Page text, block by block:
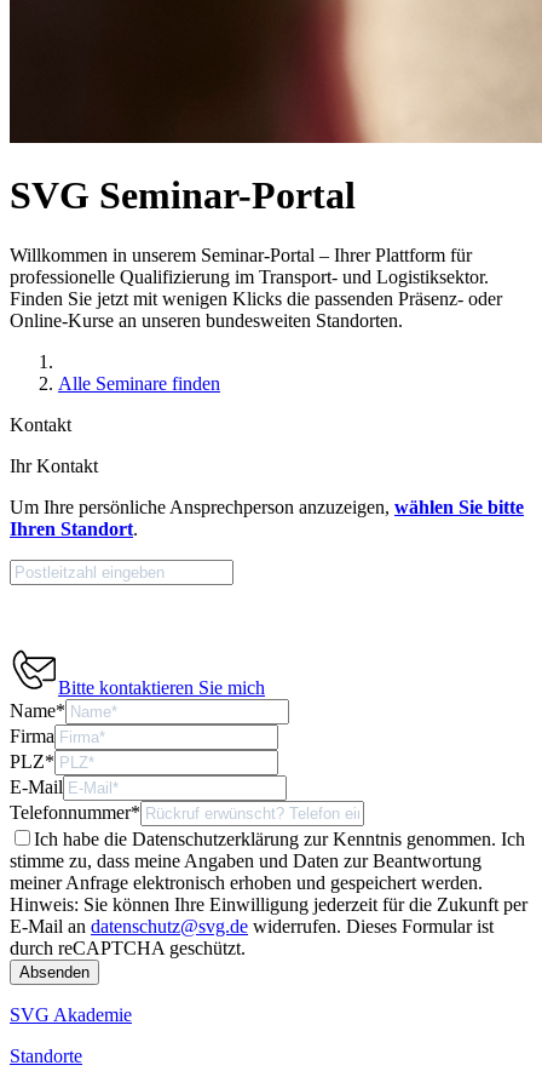
SVG Seminar-Portal
Willkommen in unserem Seminar-Portal – Ihrer Plattform für
professionelle Qualifizierung im Transport- und Logistiksektor.
Finden Sie jetzt mit wenigen Klicks die passenden Präsenz- oder
Online-Kurse an unseren bundesweiten Standorten.
Alle Seminare finden
Kontakt
Ihr Kontakt
Um Ihre persönliche Ansprechperson anzuzeigen, wählen Sie bitte
Ihren Standort.
Bitte kontaktieren Sie mich
Name*
Firma
PLZ*
E-Mail
Telefonnummer*
Ich habe die Datenschutzerklärung zur Kenntnis genommen. Ich
stimme zu, dass meine Angaben und Daten zur Beantwortung
meiner Anfrage elektronisch erhoben und gespeichert werden.
Hinweis: Sie können Ihre Einwilligung jederzeit für die Zukunft per
E-Mail an datenschutz@svg.de widerrufen. Dieses Formular ist
durch reCAPTCHA geschützt.
SVG Akademie
Standorte